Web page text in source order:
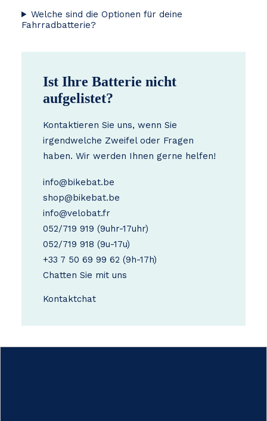
Welche sind die Optionen für deine
Fahrradbatterie?
Ist Ihre Batterie nicht
aufgelistet?
Kontaktieren Sie uns, wenn Sie
irgendwelche Zweifel oder Fragen
haben. Wir werden Ihnen gerne helfen!
info@bikebat.be
shop@bikebat.be
info@velobat.fr
052/719 919 (9uhr-17uhr)
052/719 918 (9u-17u)
+33 7 50 69 99 62 (9h-17h)
Chatten Sie mit uns
Kontaktchat